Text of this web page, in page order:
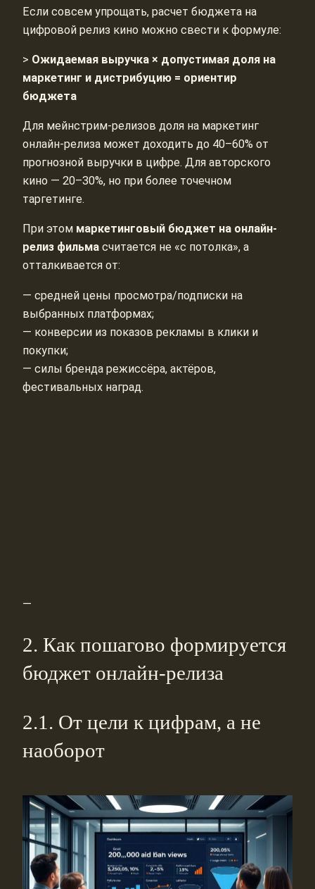
Если совсем упрощать, расчет бюджета на
цифровой релиз кино можно свести к формуле:
> Ожидаемая выручка × допустимая доля на
маркетинг и дистрибуцию = ориентир
бюджета
Для мейнстрим‑релизов доля на маркетинг
онлайн‑релиза может доходить до 40–60% от
прогнозной выручки в цифре. Для авторского
кино — 20–30%, но при более точечном
таргетинге.
При этом маркетинговый бюджет на онлайн-
релиз фильма считается не «с потолка», а
отталкивается от:
— средней цены просмотра/подписки на
выбранных платформах;
— конверсии из показов рекламы в клики и
покупки;
— силы бренда режиссёра, актёров,
фестивальных наград.
—
2. Как пошагово формируется
бюджет онлайн-релиза
2.1. От цели к цифрам, а не
наоборот